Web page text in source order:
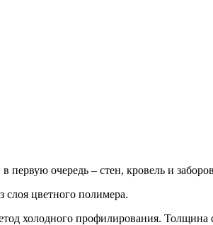
очередь – стен, кровель и
цветного полимера.
холодного профилирования. Толщина